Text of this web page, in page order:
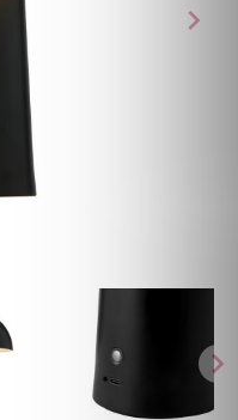
chevron_right
chevron_right